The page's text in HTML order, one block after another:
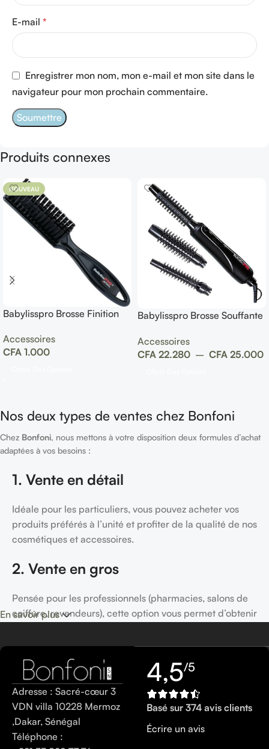
E-mail *
Enregistrer mon nom, mon e-mail et mon site dans le
navigateur pour mon prochain commentaire.
Produits connexes
NOUVEAU
Babylisspro Brosse Finition
Accessoires
CFA 1.000
Babylisspro Brosse Souffante
Accessoires
CFA 22.280 – CFA 25.000
Nos deux types de ventes chez Bonfoni
Chez Bonfoni, nous mettons à votre disposition deux formules d’achat
adaptées à vos besoins :
1. Vente en détail
Idéale pour les particuliers, vous pouvez acheter vos
produits préférés à l’unité et profiter de la qualité de nos
cosmétiques et accessoires.
2. Vente en gros
Pensée pour les professionnels (pharmacies, salons de
coiffure, revendeurs), cette option vous permet d’obtenir
Ainsi, que vous soyez un particulier à la recherche de
soins pour vous-même, ou un professionnel souhaitant
revendre,Bonfoni répond à vos attentes avec flexibilité
et accessibilité
.
En savoir plus
Adresse : Sacré-cœur 3
VDN villa 10228 Mermoz
,Dakar, Sénégal
Téléphone :
4,5/5
Basé sur 374 avis clients
Écrire un avis